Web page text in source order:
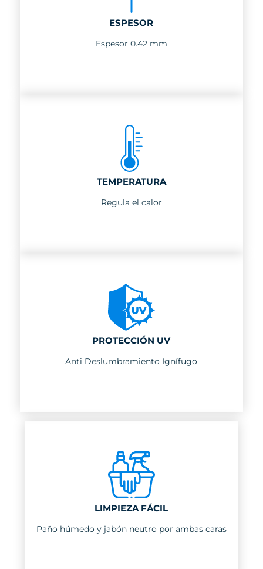
ESPESOR
Espesor 0.42 mm
TEMPERATURA
Regula el calor
PROTECCIÓN UV
Anti Deslumbramiento Ignífugo
LIMPIEZA FÁCIL
Paño húmedo y jabón neutro por ambas caras